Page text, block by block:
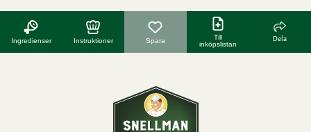
Ingredienser Instruktioner Spara
Till
inköpslistan
Dela